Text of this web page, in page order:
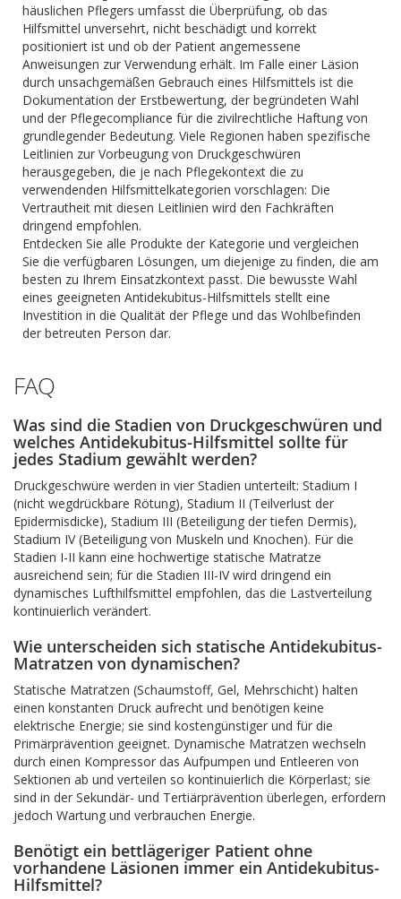
häuslichen Pflegers umfasst die Überprüfung, ob das
Hilfsmittel unversehrt, nicht beschädigt und korrekt
positioniert ist und ob der Patient angemessene
Anweisungen zur Verwendung erhält. Im Falle einer Läsion
durch unsachgemäßen Gebrauch eines Hilfsmittels ist die
Dokumentation der Erstbewertung, der begründeten Wahl
und der Pflegecompliance für die zivilrechtliche Haftung von
grundlegender Bedeutung. Viele Regionen haben spezifische
Leitlinien zur Vorbeugung von Druckgeschwüren
herausgegeben, die je nach Pflegekontext die zu
verwendenden Hilfsmittelkategorien vorschlagen: Die
Vertrautheit mit diesen Leitlinien wird den Fachkräften
dringend empfohlen.
Entdecken Sie alle Produkte der Kategorie und vergleichen
Sie die verfügbaren Lösungen, um diejenige zu finden, die am
besten zu Ihrem Einsatzkontext passt. Die bewusste Wahl
eines geeigneten Antidekubitus-Hilfsmittels stellt eine
Investition in die Qualität der Pflege und das Wohlbefinden
der betreuten Person dar.
FAQ
Was sind die Stadien von Druckgeschwüren und
welches Antidekubitus-Hilfsmittel sollte für
jedes Stadium gewählt werden?
Druckgeschwüre werden in vier Stadien unterteilt: Stadium I
(nicht wegdrückbare Rötung), Stadium II (Teilverlust der
Epidermisdicke), Stadium III (Beteiligung der tiefen Dermis),
Stadium IV (Beteiligung von Muskeln und Knochen). Für die
Stadien I-II kann eine hochwertige statische Matratze
ausreichend sein; für die Stadien III-IV wird dringend ein
dynamisches Lufthilfsmittel empfohlen, das die Lastverteilung
kontinuierlich verändert.
Wie unterscheiden sich statische Antidekubitus-
Matratzen von dynamischen?
Statische Matratzen (Schaumstoff, Gel, Mehrschicht) halten
einen konstanten Druck aufrecht und benötigen keine
elektrische Energie; sie sind kostengünstiger und für die
Primärprävention geeignet. Dynamische Matratzen wechseln
durch einen Kompressor das Aufpumpen und Entleeren von
Sektionen ab und verteilen so kontinuierlich die Körperlast; sie
sind in der Sekundär- und Tertiärprävention überlegen, erfordern
jedoch Wartung und verbrauchen Energie.
Benötigt ein bettlägeriger Patient ohne
vorhandene Läsionen immer ein Antidekubitus-
Hilfsmittel?